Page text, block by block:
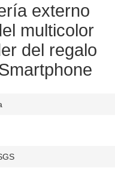
externo
multicolor
del regalo